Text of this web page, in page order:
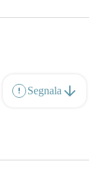
Segnala